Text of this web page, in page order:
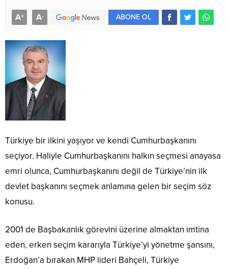
A+ A- ABONE OL
Türkiye bir ilkini yaşıyor ve kendi Cumhurbaşkanını
seçiyor. Haliyle Cumhurbaşkanını halkın seçmesi anayasa
emri olunca, Cumhurbaşkanını değil de Türkiye’nin ilk
devlet başkanını seçmek anlamına gelen bir seçim söz
konusu.
2001 de Başbakanlık görevini üzerine almaktan imtina
eden, erken seçim kararıyla Türkiye’yi yönetme şansını,
Erdoğan’a bırakan MHP lideri Bahçeli, Türkiye